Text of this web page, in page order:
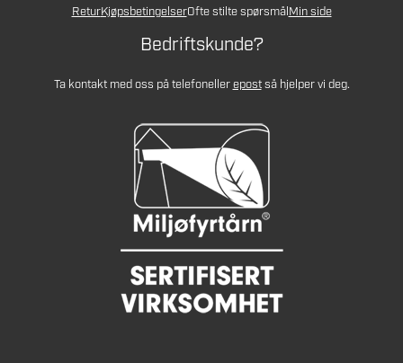
ReturKjøpsbetingelserOfte stilte spørsmålMin side
Bedriftskunde?
Ta kontakt med oss på telefonellerepostså hjelper vi deg.